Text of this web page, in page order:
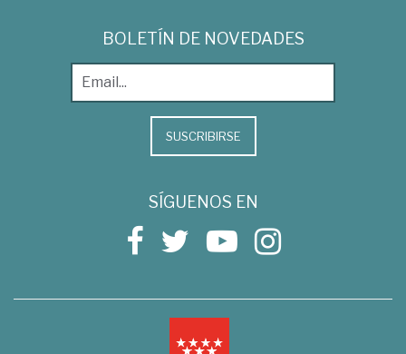
BOLETÍN DE NOVEDADES
SUSCRIBIRSE
SÍGUENOS EN